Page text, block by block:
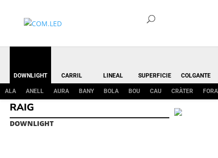
DOWNLIGHT
ALA ANELL AURA BANY BOLA BOU CAU CRÀTER
CARRIL LINEAL SUPERFICIE COLGANTE
RAIG
DOWNLIGHT